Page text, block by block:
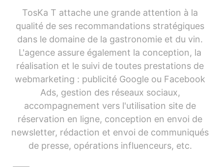
TosKa T attache une grande attention à la
qualité de ses recommandations stratégiques
dans le domaine de la gastronomie et du vin.
L'agence assure également la conception, la
réalisation et le suivi de toutes prestations de
webmarketing : publicité Google ou Facebook
Ads, gestion des réseaux sociaux,
accompagnement vers l'utilisation site de
réservation en ligne, conception en envoi de
newsletter, rédaction et envoi de communiqués
de presse, opérations influenceurs, etc.